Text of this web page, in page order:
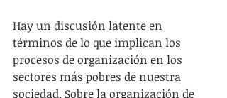
Hay un discusión latente en
términos de lo que implican los
procesos de organización en los
sectores más pobres de nuestra
sociedad. Sobre la organización de